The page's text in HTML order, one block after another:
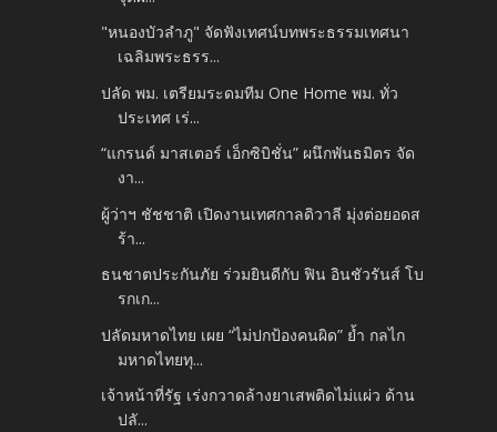
"หนองบัวลำภู" จัดฟังเทศน์บทพระธรรมเทศนา
เฉลิมพระธรร...
ปลัด พม. เตรียมระดมทีม One Home พม. ทั่ว
ประเทศ เร่...
“แกรนด์ มาสเตอร์ เอ็กซิบิชั่น” ผนึกพันธมิตร จัด
งา...
ผู้ว่าฯ ชัชชาติ เปิดงานเทศกาลดิวาลี มุ่งต่อยอดส
ร้า...
ธนชาตประกันภัย ร่วมยินดีกับ ฟิน อินชัวรันส์ โบ
รกเก...
ปลัดมหาดไทย เผย “ไม่ปกป้องคนผิด” ย้ำ กลไก
มหาดไทยทุ...
เจ้าหน้าที่รัฐ เร่งกวาดล้างยาเสพติดไม่แผ่ว ด้าน
ปลั...